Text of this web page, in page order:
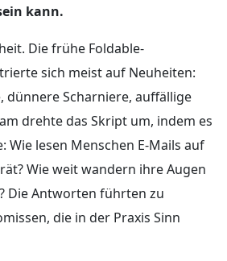
kann.
Die frühe Foldable-
sich meist auf Neuheiten:
dünnere Scharniere, auffällige
drehte das Skript um, indem es
Wie lesen Menschen E-Mails auf
Wie weit wandern ihre Augen
Die Antworten führten zu
die in der Praxis Sinn